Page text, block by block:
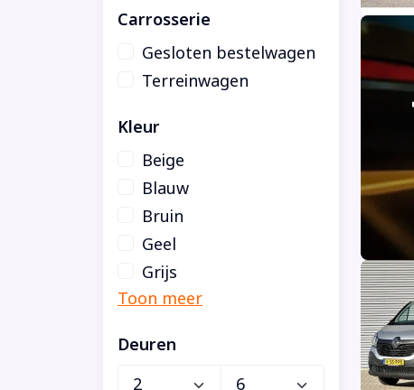
Carrosserie
Gesloten bestelwagen
Terreinwagen
Kleur
Beige
Blauw
Bruin
Geel
Grijs
Deuren